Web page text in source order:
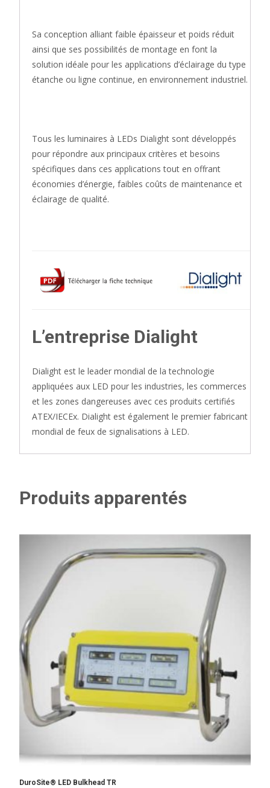
Sa conception alliant faible épaisseur et poids réduit
ainsi que ses possibilités de montage en font la
solution idéale pour les applications d’éclairage du type
étanche ou ligne continue, en environnement industriel.
Tous les luminaires à LEDs Dialight sont développés
pour répondre aux principaux critères et besoins
spécifiques dans ces applications tout en offrant
économies d’énergie, faibles coûts de maintenance et
éclairage de qualité.
L’entreprise Dialight
Dialight est le leader mondial de la technologie
appliquées aux LED pour les industries, les commerces
et les zones dangereuses avec ces produits certifiés
ATEX/IECEx. Dialight est également le premier fabricant
mondial de feux de signalisations à LED.
Produits apparentés
DuroSite® LED Bulkhead TR